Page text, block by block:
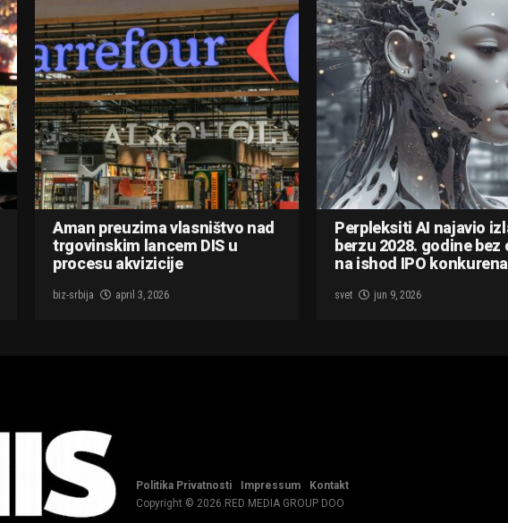
Aman preuzima vlasništvo nad
trgovinskim lancem DIS u
procesu akvizicije
biz-srbija april 3, 2026
Perpleksiti AI najavio
berzu 2028. godine bez
na ishod IPO
svet jun 9, 2026
Politika Privatnosti Impressum
Kontakt
Copyright © 2026 RED MEDIA GROUP DOO